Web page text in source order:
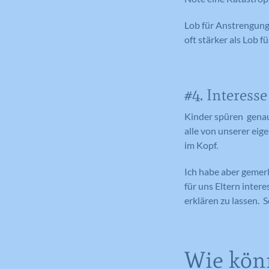
Lob für
oft stärker als Lob
#4.
Kinder spüren
alle von unserer
im Kopf.
Ich habe aber
für uns Eltern
erklären zu lassen.
Wie